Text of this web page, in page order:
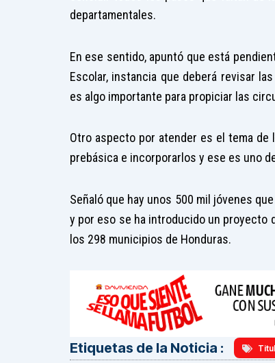
departamentales.
En ese sentido, apuntó que está
Escolar, instancia que deberá revisar
es algo importante para propiciar las
Otro aspecto por atender es el tema
prebásica e incorporarlos y ese es uno
Señaló que hay unos 500 mil jóvenes
y por eso se ha introducido un proyecto
los 298 municipios de Honduras.
Etiquetas de la Noticia :